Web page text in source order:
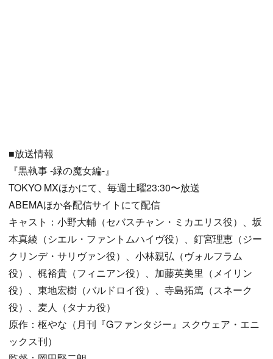
■放送情報
『黒執事 -緑の魔女編-』
TOKYO MXほかにて、毎週土曜23:30〜放送
ABEMAほか各配信サイトにて配信
キャスト：小野大輔（セバスチャン・ミカエリス役）、坂
本真綾（シエル・ファントムハイヴ役）、釘宮理恵（ジー
クリンデ・サリヴァン役）、小林親弘（ヴォルフラム
役）、梶裕貴（フィニアン役）、加藤英美里（メイリン
役）、東地宏樹（バルドロイ役）、寺島拓篤（スネーク
役）、麦人（タナカ役）
原作：枢やな（月刊『Gファンタジー』スクウェア・エニ
ックス刊）